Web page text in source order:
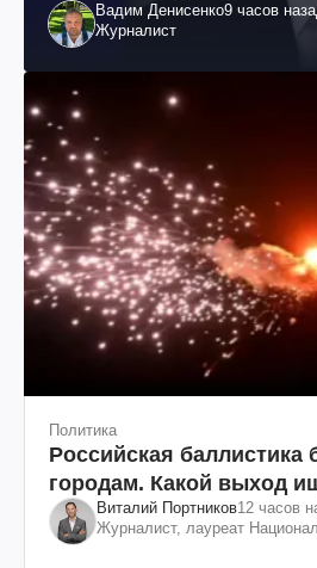
Вадим Денисенко9 часов
Журналист
Политика
Российская баллистика
городам. Какой выход
Виталий Портников12 часов
Журналист, лауреат